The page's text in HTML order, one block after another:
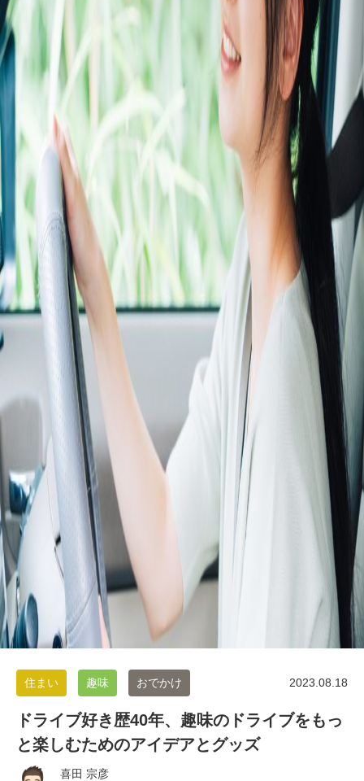
2023.08.18
住まい 趣味 おでかけ
ドライブ好き歴40年、趣味のドライブをもっ
と楽しむためのアイデアとグッズ
喜田 宗彦